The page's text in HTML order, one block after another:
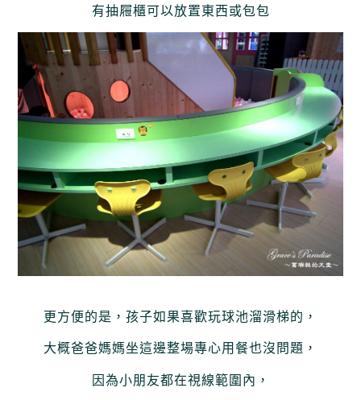
有抽屜櫃可以放置東西或包包
更方便的是，孩子如果喜歡玩球池溜滑梯的，
大概爸爸媽媽坐這邊整場專心用餐也沒問題，
因為小朋友都在視線範圍內，